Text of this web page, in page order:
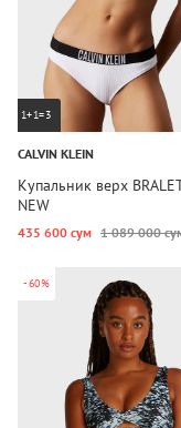
1+1=3
CALVIN KLEIN
Купальник верх
NEW
435 600 сум 1 089 000
-60%